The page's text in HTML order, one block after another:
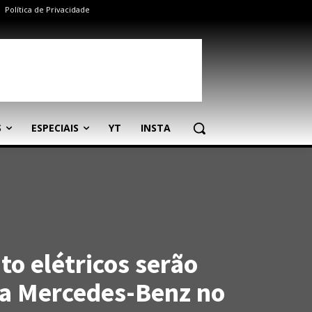
Política de Privacidade
ESPECIAIS YT INSTA
elétricos serão
Mercedes-Benz no